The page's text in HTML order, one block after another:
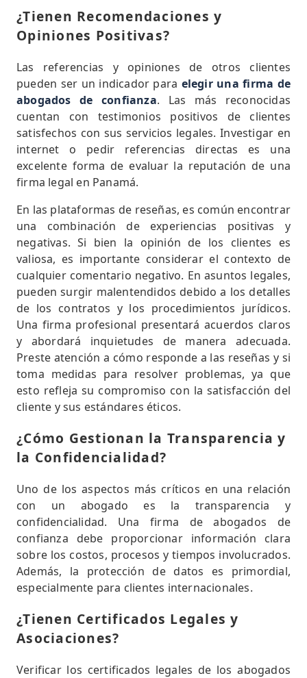
¿Tienen Recomendaciones y
Opiniones Positivas?
Las referencias y opiniones de otros clientes
pueden ser un indicador para elegir una firma de
abogados de confianza. Las más reconocidas
cuentan con testimonios positivos de clientes
satisfechos con sus servicios legales. Investigar en
internet o pedir referencias directas es una
excelente forma de evaluar la reputación de una
firma legal en Panamá.
En las plataformas de reseñas, es común encontrar
una combinación de experiencias positivas y
negativas. Si bien la opinión de los clientes es
valiosa, es importante considerar el contexto de
cualquier comentario negativo. En asuntos legales,
pueden surgir malentendidos debido a los detalles
de los contratos y los procedimientos jurídicos.
Una firma profesional presentará acuerdos claros
y abordará inquietudes de manera adecuada.
Preste atención a cómo responde a las reseñas y si
toma medidas para resolver problemas, ya que
esto refleja su compromiso con la satisfacción del
cliente y sus estándares éticos.
¿Cómo Gestionan la Transparencia y
la Confidencialidad?
Uno de los aspectos más críticos en una relación
con un abogado es la transparencia y
confidencialidad. Una firma de abogados de
confianza debe proporcionar información clara
sobre los costos, procesos y tiempos involucrados.
Además, la protección de datos es primordial,
especialmente para clientes internacionales.
¿Tienen Certificados Legales y
Asociaciones?
Verificar los certificados legales de los abogados